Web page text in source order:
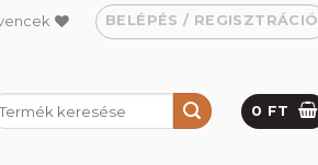
BELÉPÉS / REGISZTRÁCIÓ
0 FT